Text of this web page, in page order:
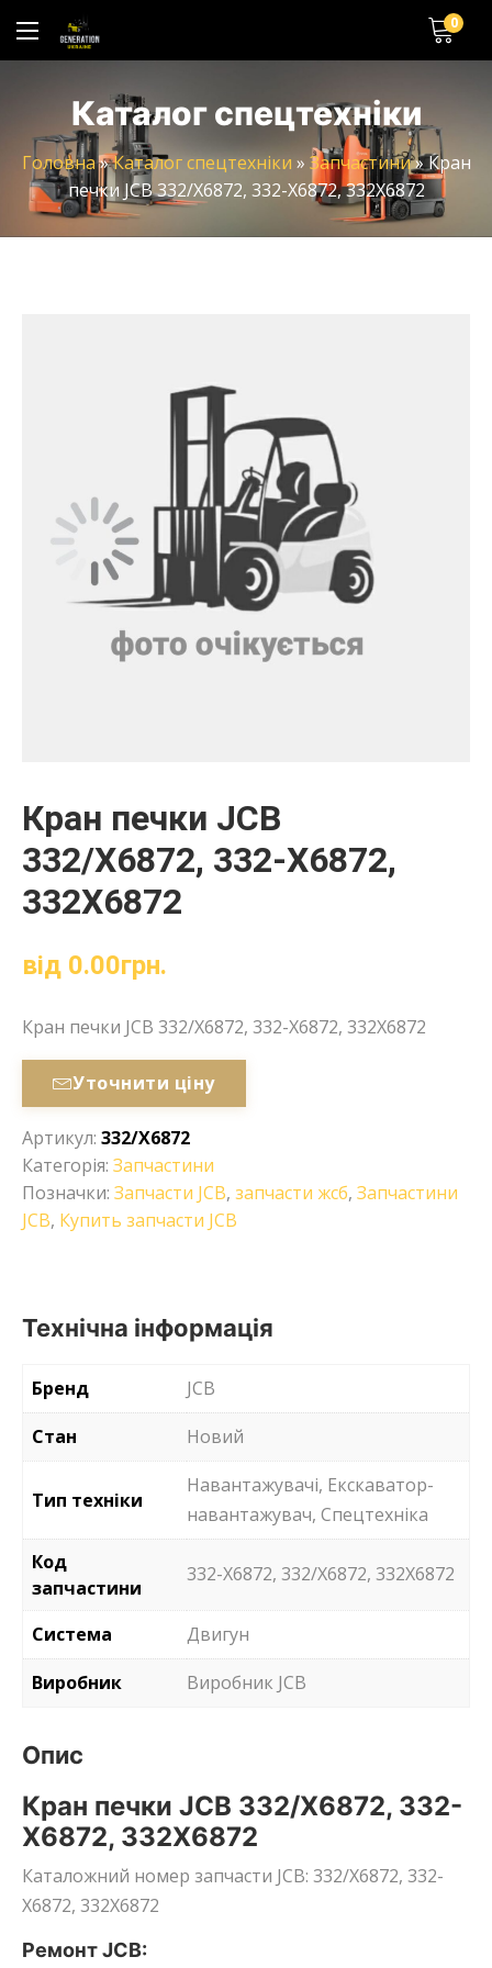
0
Каталог спецтехніки
Головна»Каталог спецтехніки » Запчастини»Кран
печки JCB 332/X6872, 332-X6872, 332X6872
Кран печки JCB
332/X6872, 332-X6872,
332X6872
від 0.00грн.
Кран печки JCB 332/X6872, 332-X6872, 332X6872
Уточнити ціну
Артикул: 332/X6872
Категорія: Запчастини
Позначки: Запчасти JCB, запчасти жсб, Запчастини
JCB, Купить запчасти JCB
Технічна інформація
Бренд
JCB
Стан
Новий
Тип техніки
Навантажувачі, Екскаватор-
навантажувач, Спецтехніка
Код
запчастини
332-X6872, 332/X6872, 332X6872
Система
Двигун
Виробник
Виробник JCB
Опис
Кран печки JCB 332/X6872, 332-
X6872, 332X6872
Каталожний номер запчасти JCB: 332/X6872, 332-
X6872, 332X6872
Ремонт JCB: